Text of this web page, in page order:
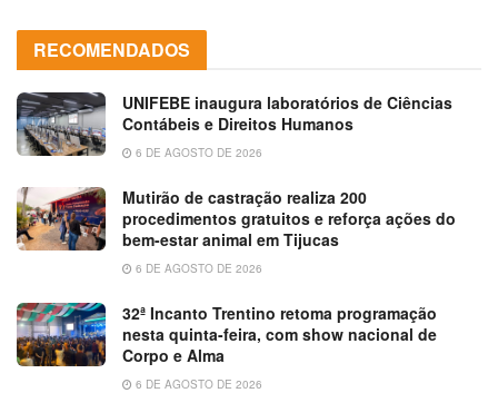
RECOMENDADOS
UNIFEBE inaugura laboratórios de Ciências
Contábeis e Direitos Humanos
6 DE AGOSTO DE 2026
Mutirão de castração realiza 200
procedimentos gratuitos e reforça ações do
bem-estar animal em Tijucas
6 DE AGOSTO DE 2026
32ª Incanto Trentino retoma programação
nesta quinta-feira, com show nacional de
Corpo e Alma
6 DE AGOSTO DE 2026